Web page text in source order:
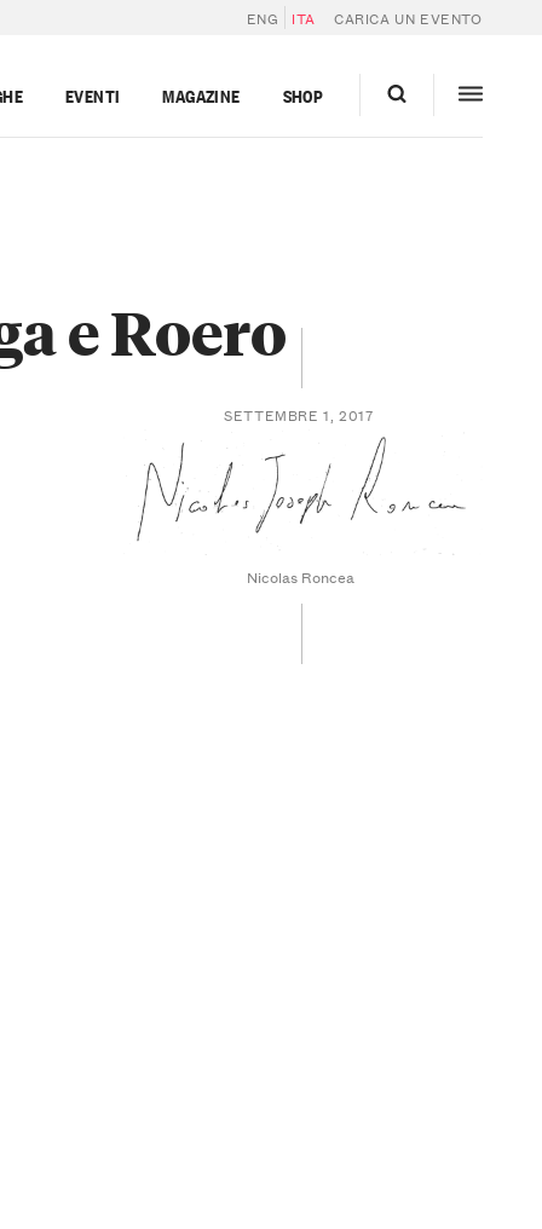
ENG ITA CARICA UN EVENTO
EVENTI MAGAZINE SHOP
e Roero
SETTEMBRE 1, 2017
Nicolas Roncea